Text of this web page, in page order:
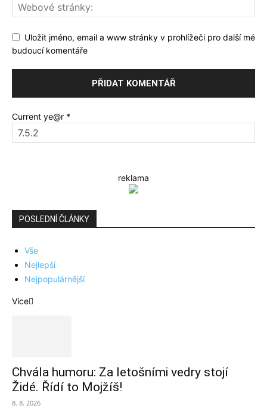
Uložit jméno, email a www stránky v prohlížeči pro další mé
budoucí komentáře
Current ye@r *
reklama
POSLEDNÍ ČLÁNKY
Vše
Nejlepší
Nejpopulárnější
Více
Chvála humoru: Za letošními vedry stojí
Židé. Řídí to Mojžíš!
8. 8. 2026